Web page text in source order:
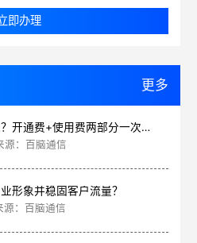
即办理
更多
申请400电话需要多少钱？开通费+使用费两部分一次讲清
：百脑通信
形象并稳固客户流量？
：百脑通信